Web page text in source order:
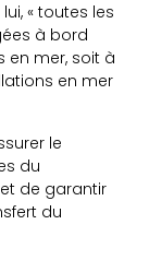
« toutes les
à bord
en mer, soit à
en mer
le
du
de garantir
du